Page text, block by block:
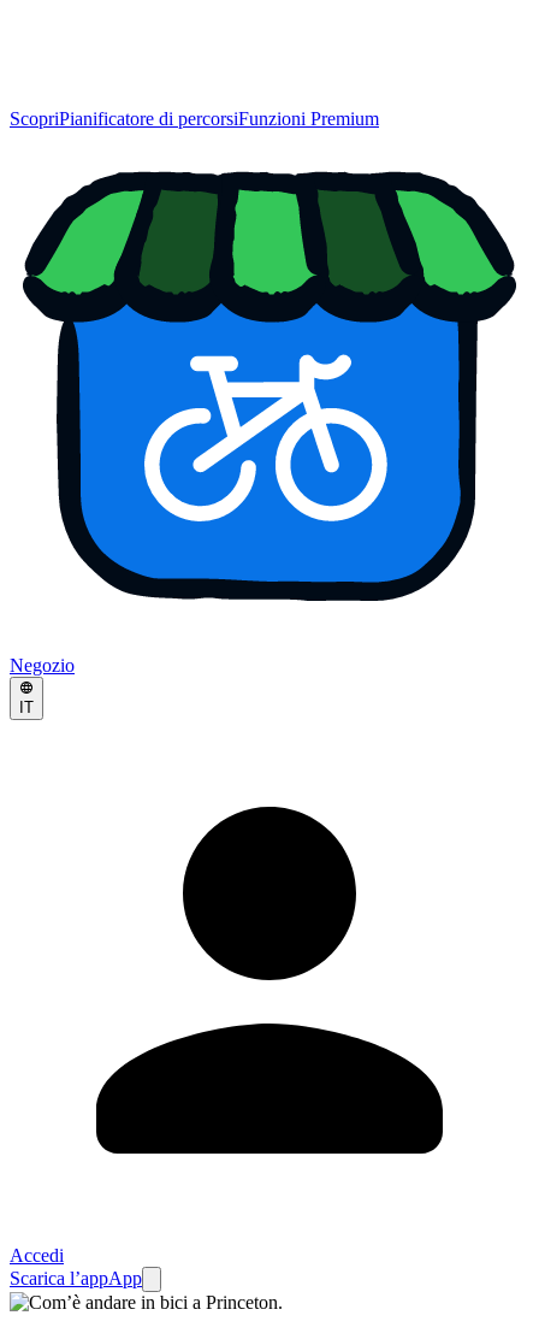
ScopriPianificatore di percorsiFunzioni Premium
Negozio
IT
Accedi
Scarica l’appApp